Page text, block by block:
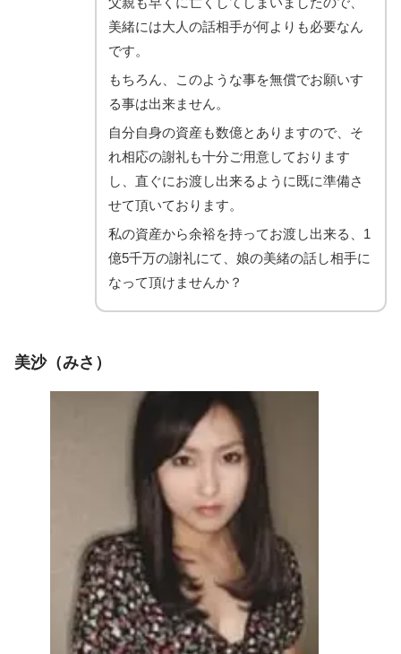
美緒には大人の話相手が何よりも必要なん
です。
もちろん、このような事を無償でお願いす
る事は出来ません。
自分自身の資産も数億とありますので、そ
れ相応の謝礼も十分ご用意しております
し、直ぐにお渡し出来るように既に準備さ
せて頂いております。
私の資産から余裕を持ってお渡し出来る、1
億5千万の謝礼にて、娘の美緒の話し相手に
なって頂けませんか？
美沙（みさ）